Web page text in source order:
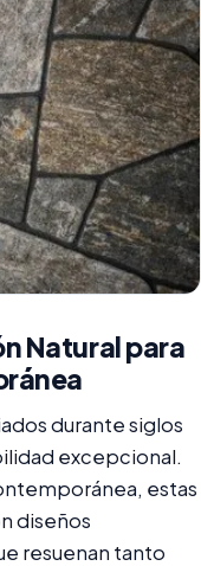
Natural para
durante siglos
excepcional.
estas
diseños
resuenan tanto